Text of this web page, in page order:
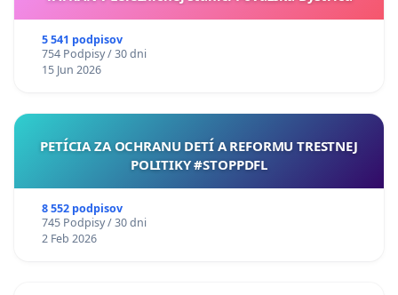
5 541 podpisov
754 Podpisy / 30 dni
15 Jun 2026
PETÍCIA ZA OCHRANU DETÍ A REFORMU TRESTNEJ
POLITIKY #STOPPDFL
8 552 podpisov
745 Podpisy / 30 dni
2 Feb 2026